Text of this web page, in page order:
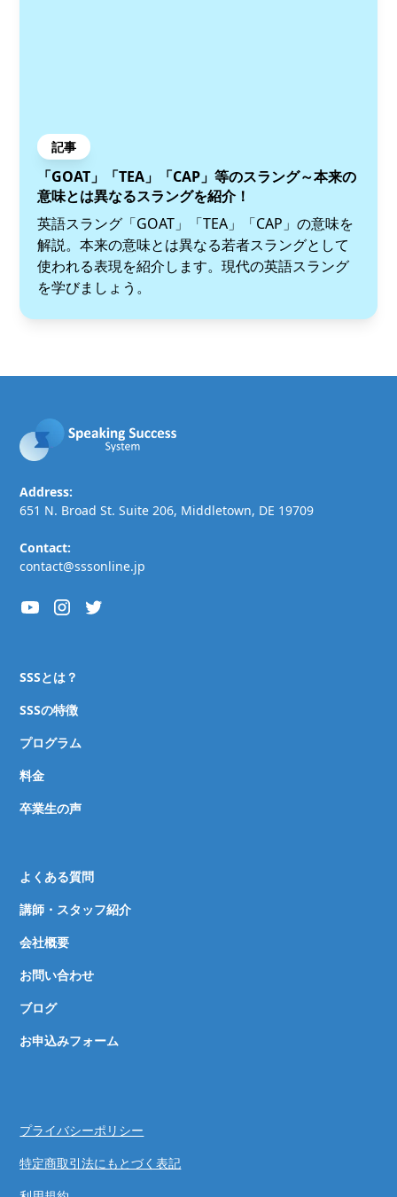
記事
「GOAT」「TEA」「CAP」等のスラング～本来の
意味とは異なるスラングを紹介！
英語スラング「GOAT」「TEA」「CAP」の意味を
解説。本来の意味とは異なる若者スラングとして
使われる表現を紹介します。現代の英語スラング
を学びましょう。
Address:
651 N. Broad St. Suite 206, Middletown, DE 19709
Contact:
contact@sssonline.jp
SSSとは？
SSSの特徴
プログラム
料金
卒業生の声
よくある質問
講師・スタッフ紹介
会社概要
お問い合わせ
ブログ
お申込みフォーム
プライバシーポリシー
特定商取引法にもとづく表記